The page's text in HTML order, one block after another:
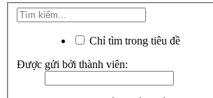
Chỉ tìm trong tiêu đề
Được gửi bởi thành viên: